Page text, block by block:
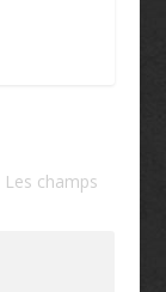
Les champs